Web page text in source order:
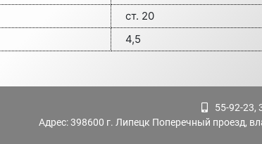
ст. 20
4,5
55-92-23,
Адрес: 398600 г. Липецк Поперечный проезд,